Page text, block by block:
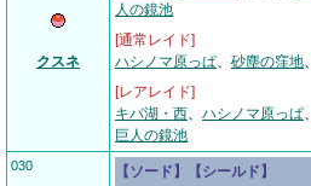
クスネ
人の鏡池
[通常レイド]
ハシノマ原っぱ、 砂塵の窪地、
[レアレイド]
キバ湖・西、 ハシノマ原っぱ、
巨人の鏡池
030
【ソード】【シールド】